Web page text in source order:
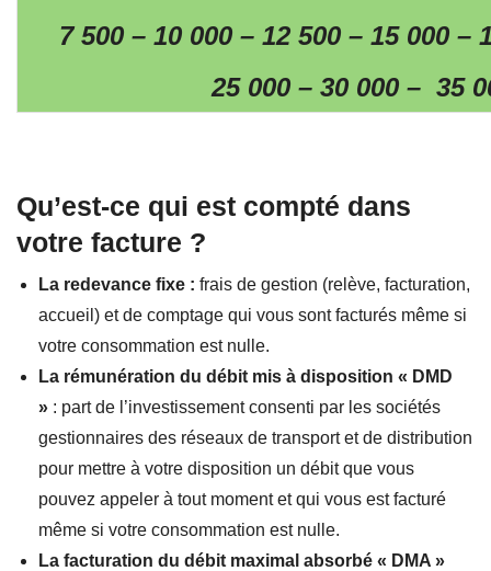
7 500 – 10 000 – 12 500 – 15 000 –
25 000 – 30 000 – 35
Qu’est-ce qui est compté dans
votre facture ?
La redevance fixe : frais de gestion (relève, facturation,
accueil) et de comptage qui vous sont facturés même si
votre consommation est nulle.
La rémunération du débit mis à disposition « DMD
» : part de l’investissement consenti par les sociétés
gestionnaires des réseaux de transport et de distribution
pour mettre à votre disposition un débit que vous
pouvez appeler à tout moment et qui vous est facturé
même si votre consommation est nulle.
La facturation du débit maximal absorbé « DMA »